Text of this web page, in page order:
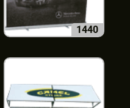
1440